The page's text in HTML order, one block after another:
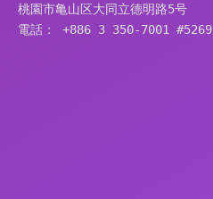
桃園市亀山区大同立德明路5号
電話： +886 3 350-7001 #5269